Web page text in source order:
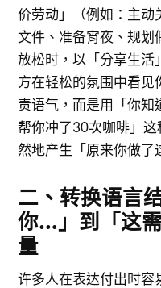
价劳动」（例如：主动
文件、准备宵夜、规划
放松时，以「分享生活
方在轻松的氛围中看
责语气，而是用「你
帮你冲了30次咖啡」
然地产生「原来你做了
二、转换语言
你…」到「这
量
许多人在表达付出时容